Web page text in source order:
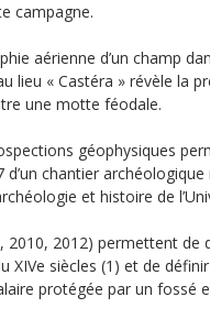
campagne.
aérienne d’un champ
lieu « Castéra » révèle la
une motte féodale.
géophysiques
d’un chantier
et histoire de
2010, 2012) permettent de
XIVe siècles (1) et de
protégée par un fossé